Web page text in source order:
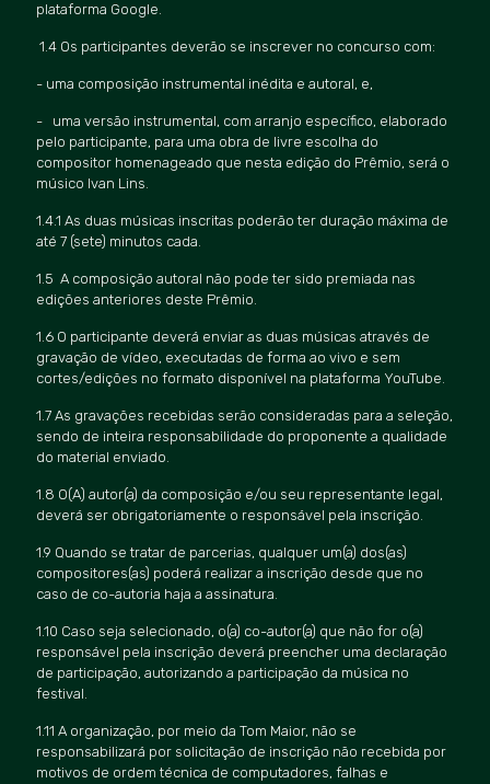
plataforma Google.
1.4 Os participantes deverão se inscrever no concurso com:
- uma composição instrumental inédita e autoral, e,
- uma versão instrumental, com arranjo específico, elaborado
pelo participante, para uma obra de livre escolha do
compositor homenageado que nesta edição do Prêmio, será o
músico Ivan Lins.
1.4.1 As duas músicas inscritas poderão ter duração máxima de
até 7 (sete) minutos cada.
1.5 A composição autoral não pode ter sido premiada nas
edições anteriores deste Prêmio.
1.6 O participante deverá enviar as duas músicas através de
gravação de vídeo, executadas de forma ao vivo e sem
cortes/edições no formato disponível na plataforma YouTube.
1.7 As gravações recebidas serão consideradas para a seleção,
sendo de inteira responsabilidade do proponente a qualidade
do material enviado.
1.8 O(A) autor(a) da composição e/ou seu representante legal,
deverá ser obrigatoriamente o responsável pela inscrição.
1.9 Quando se tratar de parcerias, qualquer um(a) dos(as)
compositores(as) poderá realizar a inscrição desde que no
caso de co-autoria haja a assinatura.
1.10 Caso seja selecionado, o(a) co-autor(a) que não for o(a)
responsável pela inscrição deverá preencher uma declaração
de participação, autorizando a participação da música no
festival.
1.11 A organização, por meio da Tom Maior, não se
responsabilizará por solicitação de inscrição não recebida por
motivos de ordem técnica de computadores, falhas e